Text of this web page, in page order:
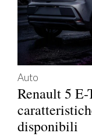
Auto
Renault 5
disponibili